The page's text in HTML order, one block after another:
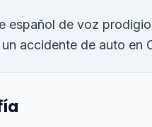
español de voz
accidente de auto en